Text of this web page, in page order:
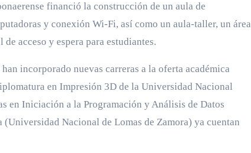
financió la construcción de un aula de
y conexión Wi-Fi, así como un aula-taller, un área
acceso y espera para estudiantes.
incorporado nuevas carreras a la oferta académica
en Impresión 3D de la Universidad Nacional
en Iniciación a la Programación y Análisis de Datos
Nacional de Lomas de Zamora) ya cuentan